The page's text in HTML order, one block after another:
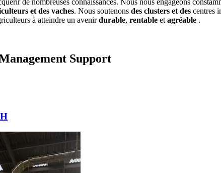
et des vaches. Nous soutenons des clusters et des centres
à atteindre un avenirdurable, rentable et agréable .
Support